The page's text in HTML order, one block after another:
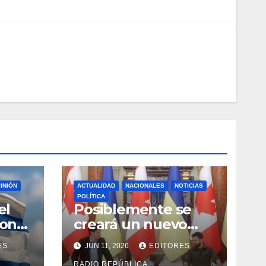
ACTUALIDAD NACIONALES
NOTICIAS
POLÍTICA
Posiblemente se
creará un nuevo
teatro de guerra
entre Rusia y
JUN 11, 2026 EDITORES